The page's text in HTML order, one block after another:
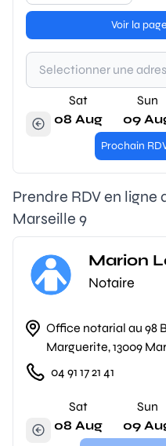
Voir la
Sat
08 Aug
Sun
09
Prochain
Prendre RDV en ligne
Marseille 9
Marion
Notaire
Office notarial au 98
Marguerite, 13009
04 91 17 21 41
Sat
08 Aug
Sun
09